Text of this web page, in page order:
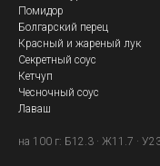
Помидор
Болгарский перец
Красный и жареный лук
Секретный соус
Кетчуп
Чесночный соус
Лаваш
на 100 г: Б12.3 · Ж11.7 ·